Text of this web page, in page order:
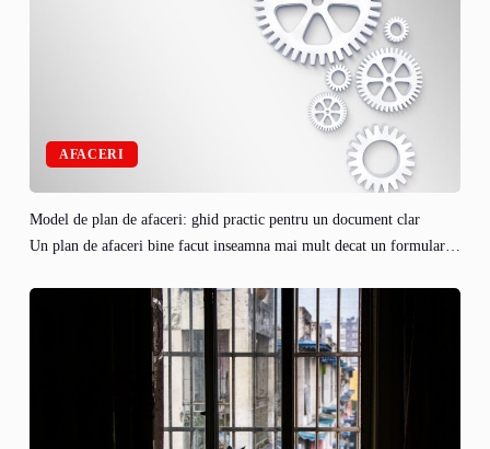
AFACERI
Model de plan de afaceri: ghid practic pentru un document clar
Un plan de afaceri bine facut inseamna mai mult decat un formular…